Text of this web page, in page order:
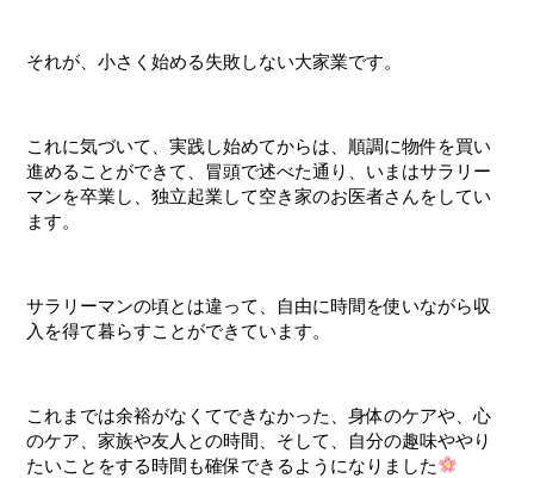
それが、小さく始める失敗しない大家業です。
これに気づいて、実践し始めてからは、順調に物件を買い
進めることができて、冒頭で述べた通り、いまはサラリー
マンを卒業し、独立起業して空き家のお医者さんをしてい
ます。
サラリーマンの頃とは違って、自由に時間を使いながら収
入を得て暮らすことができています。
これまでは余裕がなくてできなかった、身体のケアや、心
のケア、家族や友人との時間、そして、自分の趣味ややり
たいことをする時間も確保できるようになりました